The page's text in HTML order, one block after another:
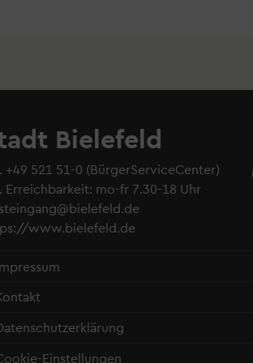
Bielefeld
+49 521 51-0 (BürgerServiceCenter)
Erreichbarkeit: mo-fr 7.30-18 Uhr
www.bielefeld.de
Einstellungen